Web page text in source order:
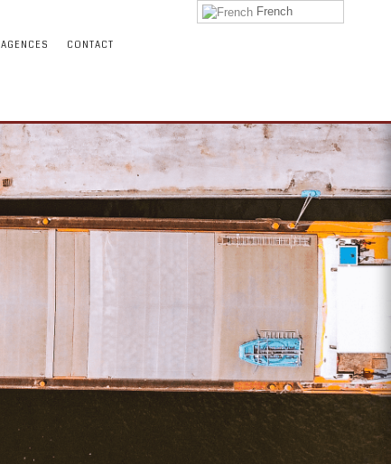
AGENCES CONTACT
French